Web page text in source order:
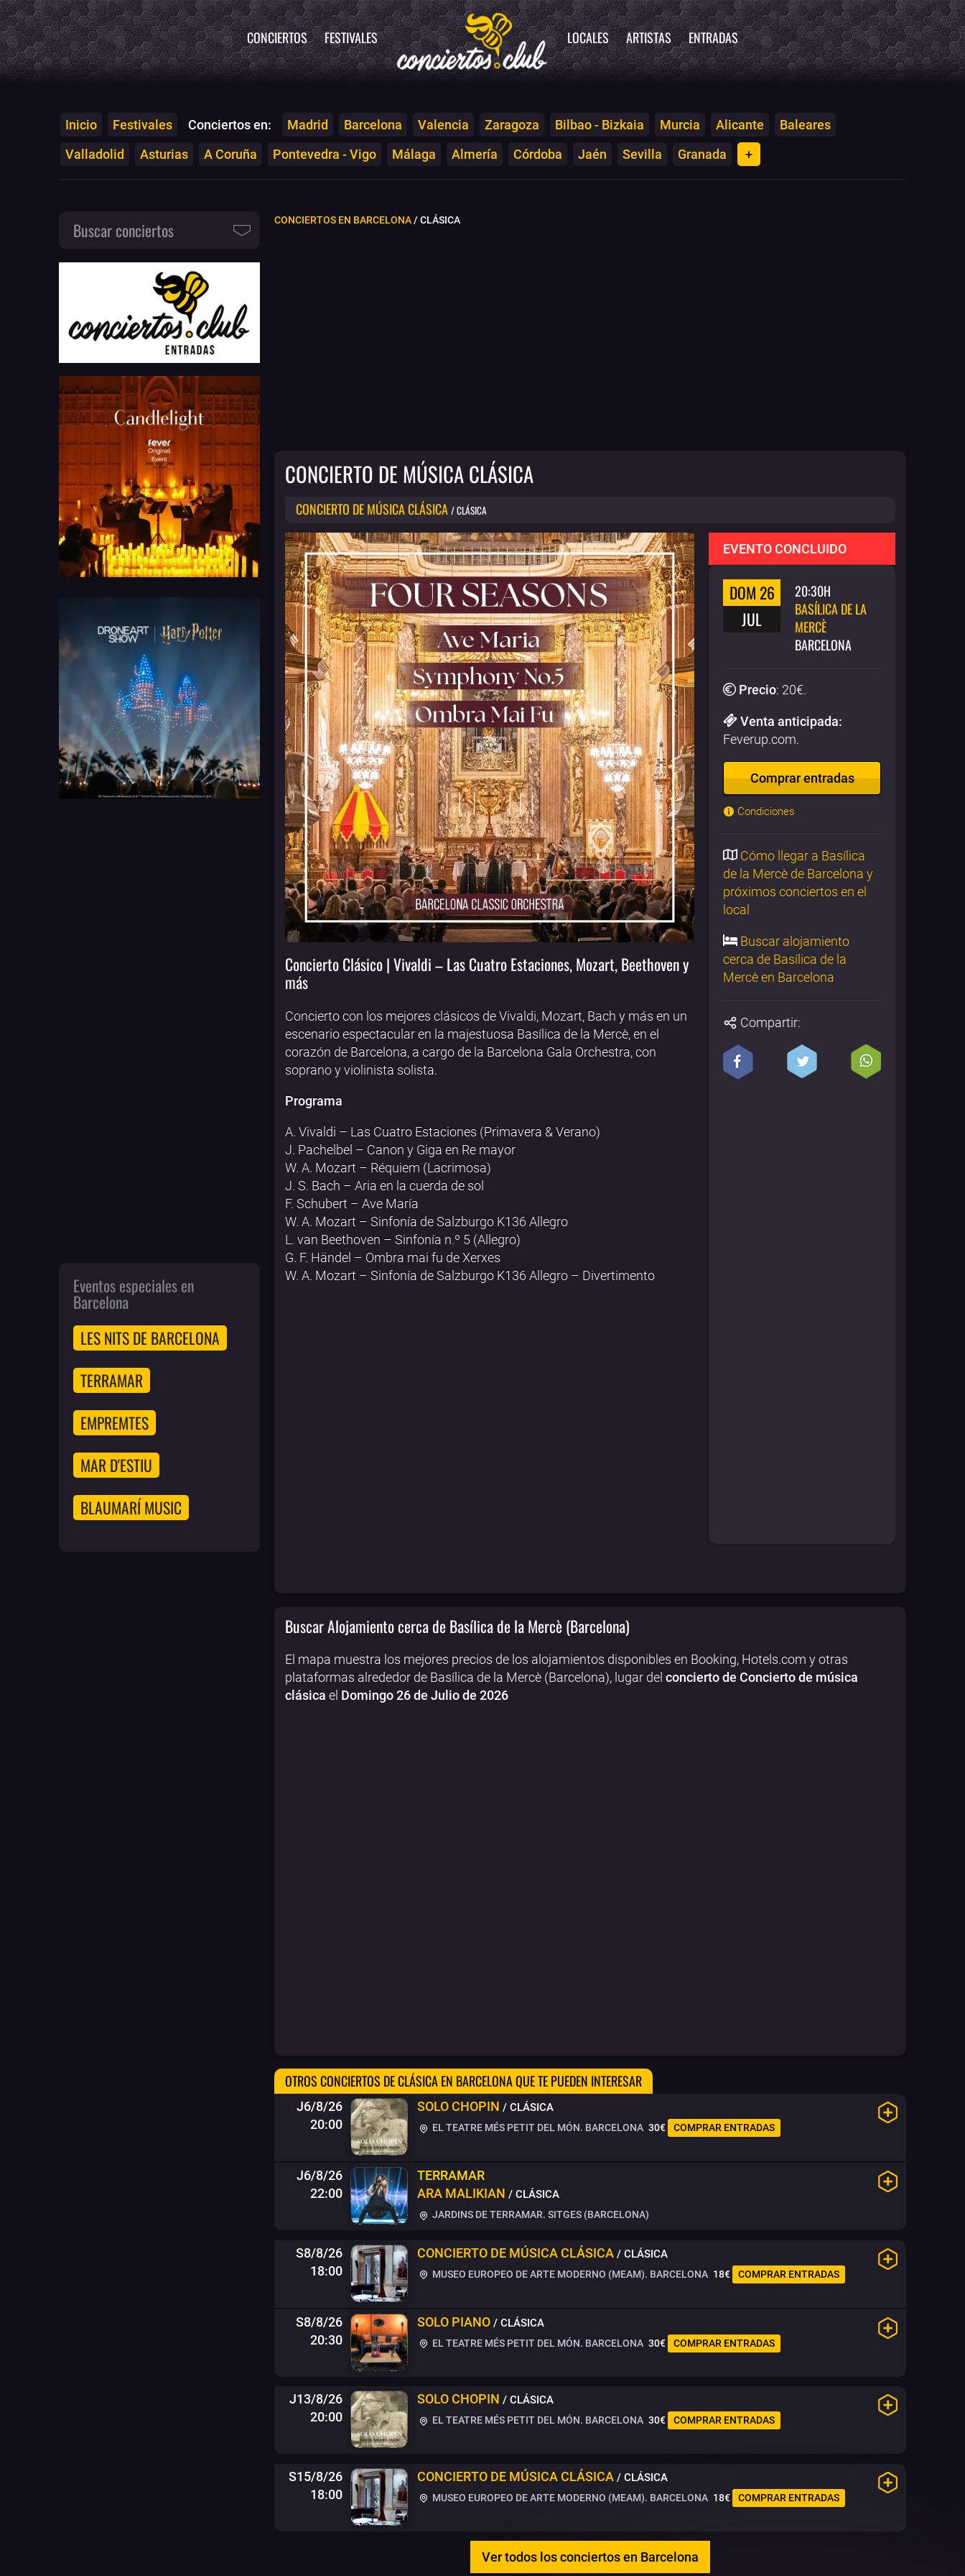
CONCIERTOS FESTIVALES LOCALES ARTISTAS ENTRADAS
Inicio Festivales Conciertos en: Madrid Barcelona Valencia Zaragoza Bilbao - Bizkaia Murcia Alicante
Baleares
Valladolid
Asturias A Coruña Pontevedra - Vigo Málaga Almería Córdoba Jaén Sevilla Granada +
CONCIERTOS EN BARCELONA/ CLÁSICA
CONCIERTO DE MÚSICA CLÁSICA
CONCIERTO DE MÚSICA CLÁSICA / CLÁSICA
EVENTO CONCLUIDO
DOM 26
JUL
20:30H
BASÍLICA DE LA
MERCÈ
BARCELONA
Precio: 20€.
Venta anticipada:
Feverup.com.
Comprar entradas
Condiciones
Cómo llegar a Basílica
de la Mercè de Barcelona y
próximos conciertos en el
local
Buscar alojamiento
cerca de Basílica de la
Mercè en Barcelona
Compartir:
Concierto Clásico | Vivaldi – Las Cuatro Estaciones, Mozart, Beethoven y
más
Concierto con los mejores clásicos de Vivaldi, Mozart, Bach y más en un
escenario espectacular en la majestuosa Basílica de la Mercè, en el
corazón de Barcelona, a cargo de la Barcelona Gala Orchestra, con
soprano y violinista solista.
Programa
A. Vivaldi – Las Cuatro Estaciones (Primavera & Verano)
J. Pachelbel – Canon y Giga en Re mayor
W. A. Mozart – Réquiem (Lacrimosa)
J. S. Bach – Aria en la cuerda de sol
F. Schubert – Ave María
W. A. Mozart – Sinfonía de Salzburgo K136 Allegro
L. van Beethoven – Sinfonía n.º 5 (Allegro)
G. F. Händel – Ombra mai fu de Xerxes
W. A. Mozart – Sinfonía de Salzburgo K136 Allegro – Divertimento
Buscar Alojamiento cerca de Basílica de la Mercè (Barcelona)
El mapa muestra los mejores precios de los alojamientos disponibles en Booking, Hotels.com y otras
plataformas alrededor de Basílica de la Mercè (Barcelona), lugar del concierto de Concierto de música
clásica el Domingo 26 de Julio de 2026
OTROS CONCIERTOS DE CLÁSICA EN BARCELONA QUE TE PUEDEN INTERESAR
J6/8/26
20:00
SOLO CHOPIN / CLÁSICA
EL TEATRE MÉS PETIT DEL MÓN. BARCELONA 30€ COMPRAR ENTRADAS
J6/8/26
22:00
TERRAMAR
ARA MALIKIAN / CLÁSICA
JARDINS DE TERRAMAR. SITGES (BARCELONA)
S8/8/26
18:00
CONCIERTO DE MÚSICA CLÁSICA / CLÁSICA
MUSEO EUROPEO DE ARTE MODERNO (MEAM). BARCELONA 18€ COMPRAR ENTRADAS
S8/8/26
20:30
SOLO PIANO / CLÁSICA
EL TEATRE MÉS PETIT DEL MÓN. BARCELONA 30€ COMPRAR ENTRADAS
J13/8/26
20:00
SOLO CHOPIN / CLÁSICA
EL TEATRE MÉS PETIT DEL MÓN. BARCELONA 30€ COMPRAR ENTRADAS
S15/8/26
18:00
CONCIERTO DE MÚSICA CLÁSICA / CLÁSICA
MUSEO EUROPEO DE ARTE MODERNO (MEAM). BARCELONA 18€ COMPRAR ENTRADAS
Ver todos los conciertos en Barcelona
Buscar conciertos
Eventos especiales en
Barcelona
LES NITS DE BARCELONA
TERRAMAR
EMPREMTES
MAR D'ESTIU
BLAUMARÍ MUSIC